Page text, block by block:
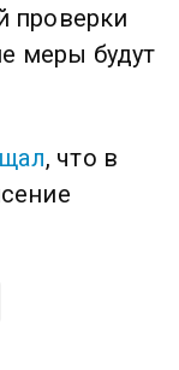
проверки
меры будут
, что в